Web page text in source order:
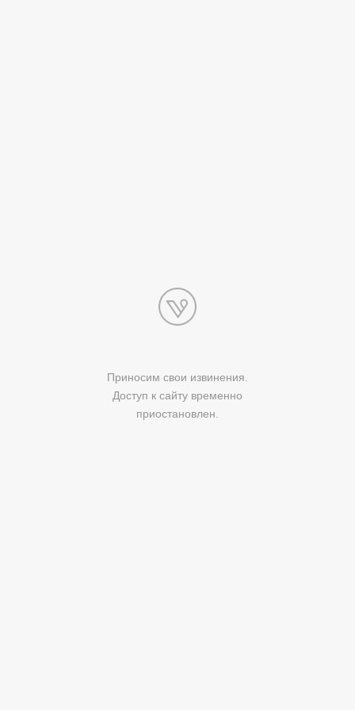
Приносим свои извинения.
Доступ к сайту временно
приостановлен.